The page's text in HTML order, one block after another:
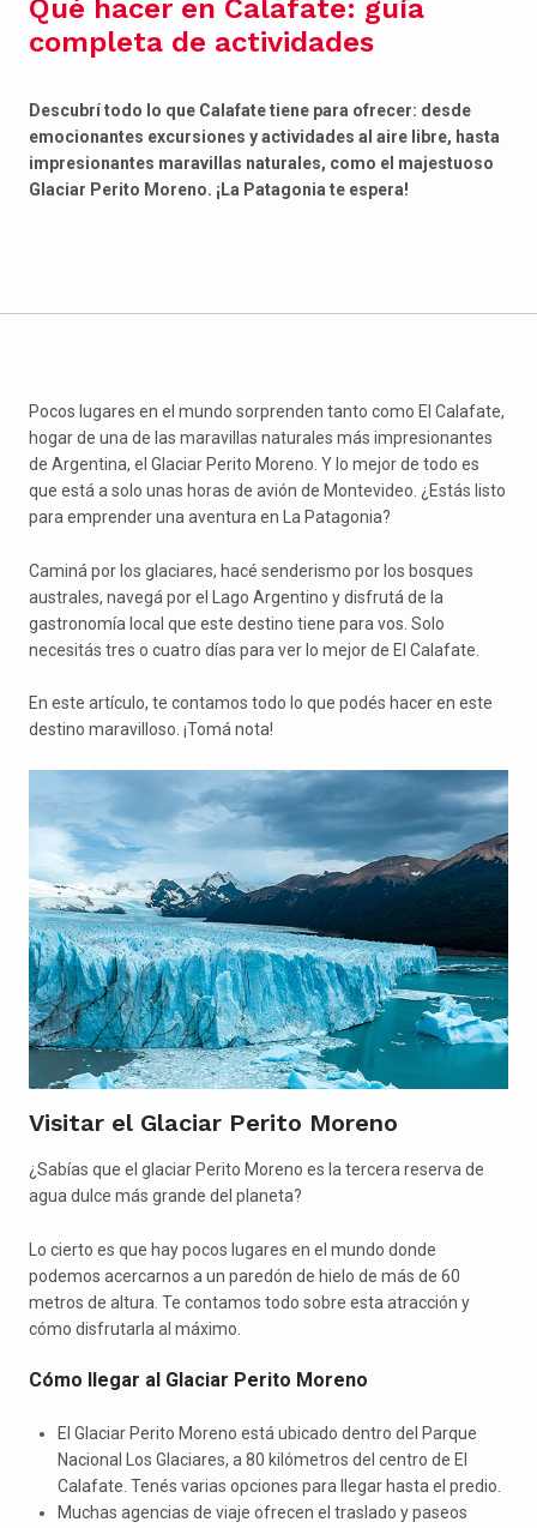
Qué hacer en Calafate: guía
completa de actividades
Descubrí todo lo que Calafate tiene para ofrecer: desde
emocionantes excursiones y actividades al aire libre, hasta
impresionantes maravillas naturales, como el majestuoso
Glaciar Perito Moreno. ¡La Patagonia te espera!
Pocos lugares en el mundo sorprenden tanto como El Calafate,
hogar de una de las maravillas naturales más impresionantes
de Argentina, el Glaciar Perito Moreno. Y lo mejor de todo es
que está a solo unas horas de avión de Montevideo. ¿Estás listo
para emprender una aventura en La Patagonia?
Caminá por los glaciares, hacé senderismo por los bosques
australes, navegá por el Lago Argentino y disfrutá de la
gastronomía local que este destino tiene para vos. Solo
necesitás tres o cuatro días para ver lo mejor de El Calafate.
En este artículo, te contamos todo lo que podés hacer en este
destino maravilloso. ¡Tomá nota!
Visitar el Glaciar Perito Moreno
¿Sabías que el glaciar Perito Moreno es la tercera reserva de
agua dulce más grande del planeta?
Lo cierto es que hay pocos lugares en el mundo donde
podemos acercarnos a un paredón de hielo de más de 60
metros de altura. Te contamos todo sobre esta atracción y
cómo disfrutarla al máximo.
Cómo llegar al Glaciar Perito Moreno
El Glaciar Perito Moreno está ubicado dentro del Parque
Nacional Los Glaciares, a 80 kilómetros del centro de El
Calafate. Tenés varias opciones para llegar hasta el predio.
Muchas agencias de viaje ofrecen el traslado y paseos